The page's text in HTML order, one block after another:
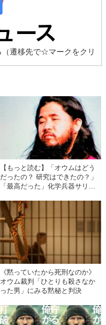
（遷移先で☆マークをクリ
【もっと読む】「オウムはどう
だったの？ 研究はできたの？」
「最高だった」化学兵器サリン
《黙っていたから死刑なのか》
オウム裁判「ひとりも殺さなか
った男」にみる黙秘と判決